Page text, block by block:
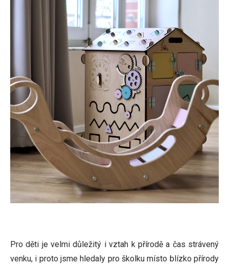
Pro děti je velmi důležitý i vztah k přírodě a čas strávený
venku, i proto jsme hledaly pro školku místo blízko přírody